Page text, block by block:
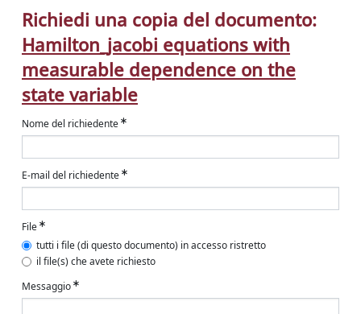
Richiedi una copia del documento:
Hamilton_jacobi equations with
measurable dependence on the
state variable
Nome del richiedente
E-mail del richiedente
File
tutti i file (di questo documento) in accesso ristretto
il file(s) che avete richiesto
Messaggio